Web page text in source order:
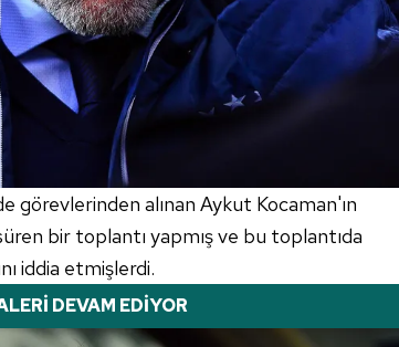
görevlerinden alınan Aykut Kocaman'ın
bir toplantı yapmış ve bu toplantıda
iddia etmişlerdi.
DEVAM EDİYOR